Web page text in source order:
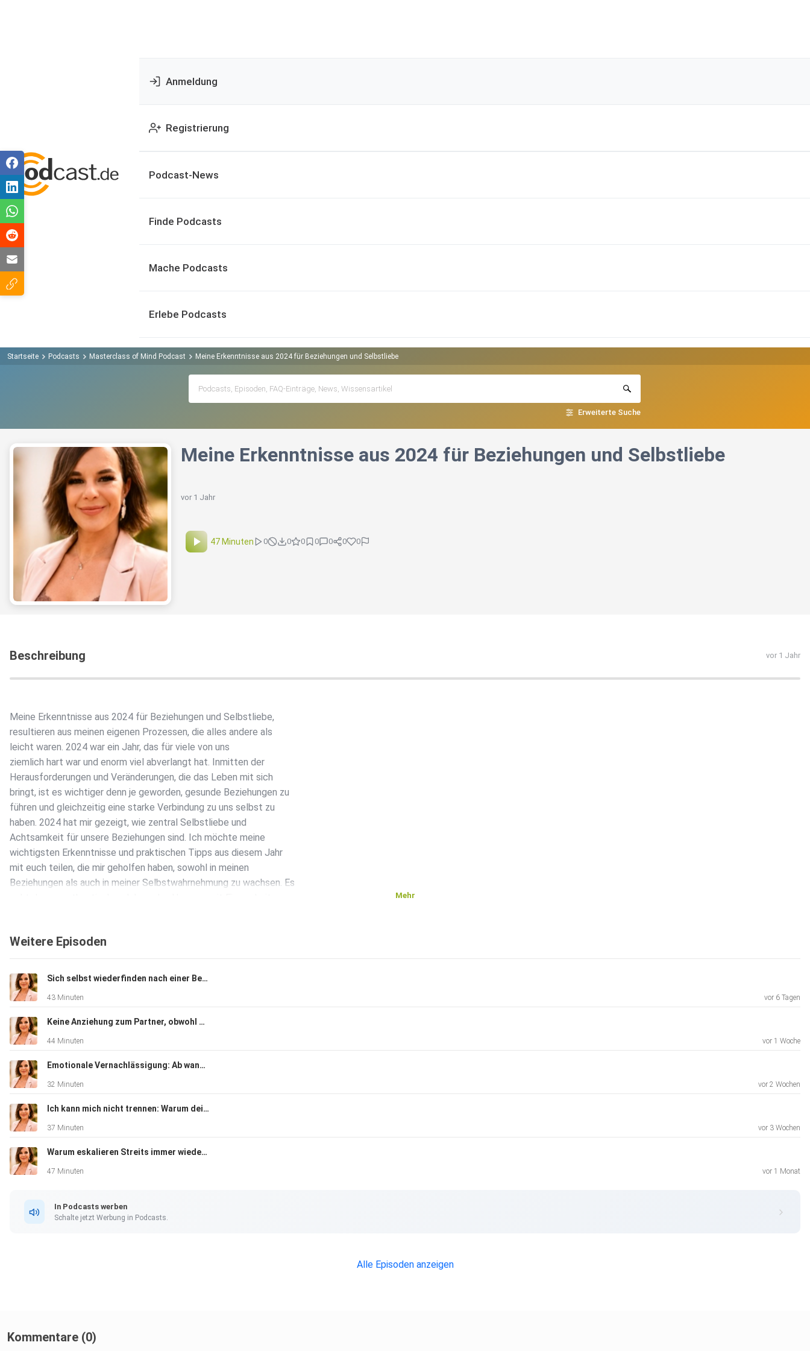
Anmeldung
Registrierung
Podcast-News
Finde Podcasts
Mache Podcasts
Erlebe Podcasts
Startseite Podcasts Masterclass of Mind Podcast Meine Erkenntnisse aus 2024 für Beziehungen und Selbstliebe
Erweiterte Suche
Meine Erkenntnisse aus 2024 für Beziehungen und Selbstliebe
vor 1 Jahr
47 Minuten 0 0 0 0 0 0 0
Beschreibung vor 1 Jahr
Meine Erkenntnisse aus 2024 für Beziehungen und Selbstliebe,
resultieren aus meinen eigenen Prozessen, die alles andere als
leicht waren. 2024 war ein Jahr, das für viele von uns
ziemlich hart war und enorm viel abverlangt hat. Inmitten der
Herausforderungen und Veränderungen, die das Leben mit sich
bringt, ist es wichtiger denn je geworden, gesunde Beziehungen zu
führen und gleichzeitig eine starke Verbindung zu uns selbst zu
haben. 2024 hat mir gezeigt, wie zentral Selbstliebe und
Achtsamkeit für unsere Beziehungen sind. Ich möchte meine
wichtigsten Erkenntnisse und praktischen Tipps aus diesem Jahr
mit euch teilen, die mir geholfen haben, sowohl in meinen
Beziehungen als auch in meiner Selbstwahrnehmung zu wachsen. Es
Selbstentdeckung und Beziehungspflege zu gehen? Dann lasst uns
anderem:
zu gesunden Beziehungen
Mehr
Weitere Episoden
Sich selbst wiederfinden nach einer Beziehung – Wer bin ich?
43 Minuten vor 6 Tagen
Keine Anziehung zum Partner, obwohl er toll ist? Das steckt dahinter
44 Minuten vor 1 Woche
Emotionale Vernachlässigung: Ab wann sie beginnt und was dir hilft
32 Minuten vor 2 Wochen
Ich kann mich nicht trennen: Warum dein Nervensystem dich festhält
37 Minuten vor 3 Wochen
Warum eskalieren Streits immer wieder? In dieser Folge erfährst du den wahren Grund
47 Minuten vor 1 Monat
In Podcasts werben
Schalte jetzt Werbung in Podcasts.
Alle Episoden anzeigen
Kommentare (0)